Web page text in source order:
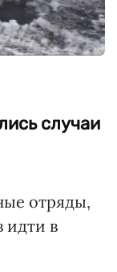
случаи
отряды,
идти в